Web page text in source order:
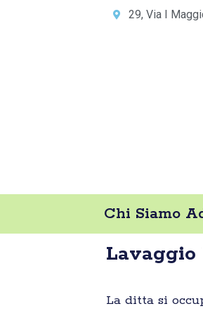
29, Via I
Chi Siamo
Lavaggio
La ditta si